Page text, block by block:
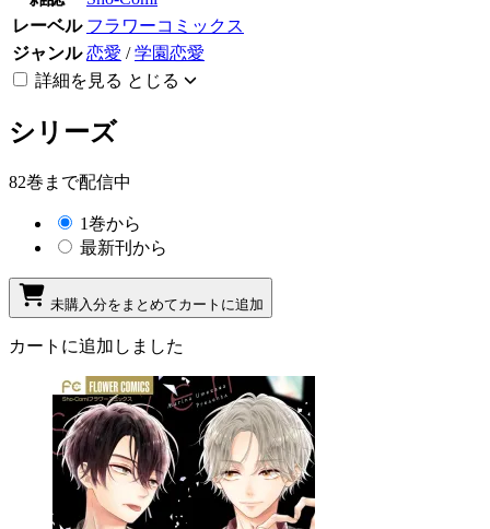
レーベル フラワーコミックス
ジャンル 恋愛 /学園恋愛
詳細を見る とじる
シリーズ
82巻まで配信中
1巻から
最新刊から
未購入分をまとめてカートに追加
カートに追加しました